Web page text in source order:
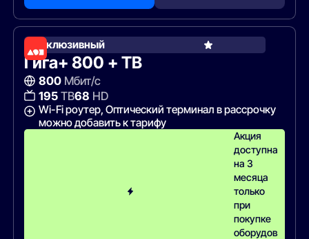
Эксклюзивный
Гига+ 800 + ТВ
800Мбит/с
195ТВ68 HD
Wi-Fi роутер, Оптический терминал в рассрочку
можно добавить к тарифу
Акция
доступна
на 3
месяца
только
при
покупке
оборудов